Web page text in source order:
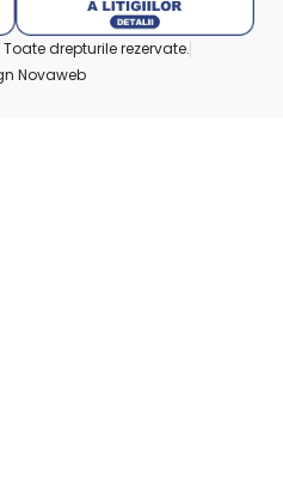
Toate drepturile rezervate.
Novaweb